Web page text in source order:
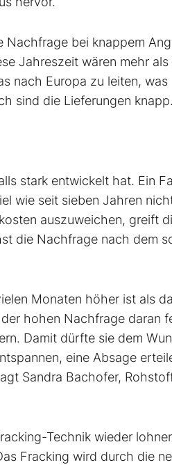
Nachfrage bei knappem
Jahreszeit wären mehr als
nach Europa zu leiten, was
sind die Lieferungen knapp.
stark entwickelt hat. Ein
wie seit sieben Jahren
auszuweichen, greift
die Nachfrage nach dem
Monaten höher ist als
hohen Nachfrage daran
Damit dürfte sie dem
eine Absage
Sandra Bachofer,
Technik wieder
Fracking wird durch die